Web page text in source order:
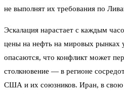
не выполнят их требования по
Эскалация нарастает с каждым
цены на нефть на мировых рынках
опасаются, что конфликт может
столкновение — в регионе
США и их союзников. Иран, в свою